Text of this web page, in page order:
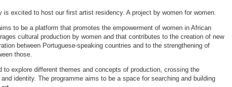
is excited to host our first artist residency. A project by women for women.
to be a platform that promotes the empowerment of women in African
cultural production by women and that contributes to the creation of new
between Portuguese-speaking countries and to the strengthening of
those.
to explore different themes and concepts of production, crossing the
and identity. The programme aims to be a space for searching and building